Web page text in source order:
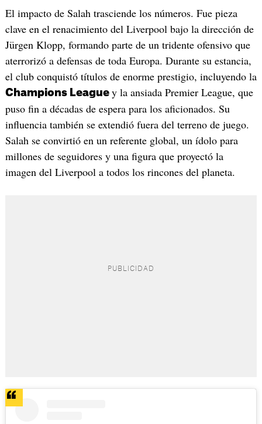
El impacto de Salah trasciende los números. Fue pieza
clave en el renacimiento del Liverpool bajo la dirección de
Jürgen Klopp, formando parte de un tridente ofensivo que
aterrorizó a defensas de toda Europa. Durante su estancia,
el club conquistó títulos de enorme prestigio, incluyendo la
Champions League y la ansiada Premier League, que
puso fin a décadas de espera para los aficionados. Su
influencia también se extendió fuera del terreno de juego.
Salah se convirtió en un referente global, un ídolo para
millones de seguidores y una figura que proyectó la
imagen del Liverpool a todos los rincones del planeta.